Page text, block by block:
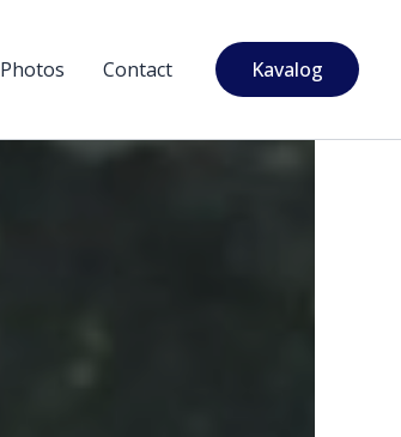
Photos Contact Kavalog